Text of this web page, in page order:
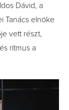
Dávid, a
Tanács elnöke
vett részt,
ritmus a